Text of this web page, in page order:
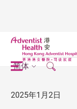
简体
2025年1月2日